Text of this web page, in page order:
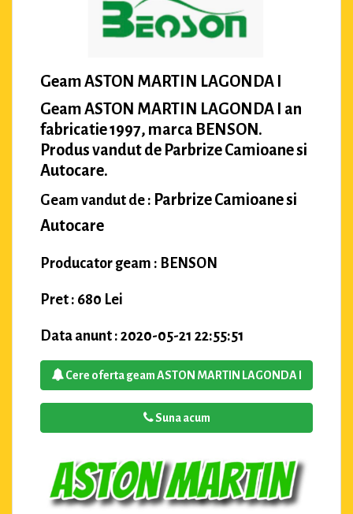
Geam ASTON MARTIN LAGONDA I
Geam ASTON MARTIN LAGONDA I an
fabricatie 1997, marca BENSON.
Produs vandut de Parbrize Camioane si
Autocare.
Geam vandut de : Parbrize Camioane si
Autocare
Producator geam : BENSON
Pret : 680 Lei
Data anunt : 2020-05-21 22:55:51
Cere oferta geam ASTON MARTIN LAGONDA I
Suna acum